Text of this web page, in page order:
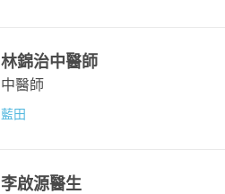
林錦治中醫師
中醫師
藍田
李啟源醫生